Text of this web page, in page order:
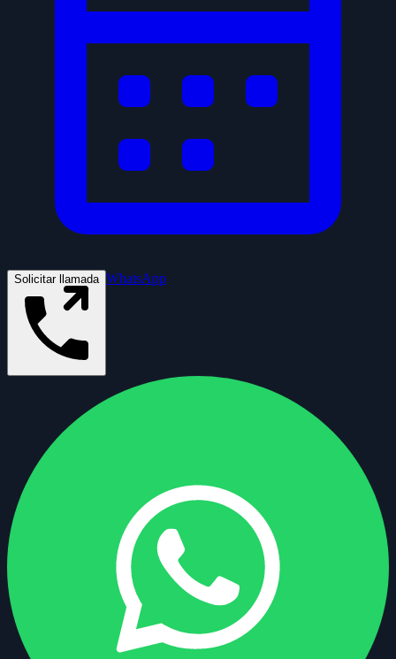
Solicitar llamada WhatsApp